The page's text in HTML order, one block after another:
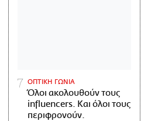
ΟΠΤΙΚΗ ΓΩΝΙΑ
Όλοι ακολουθούν τους
influencers. Και όλοι τους
περιφρονούν.